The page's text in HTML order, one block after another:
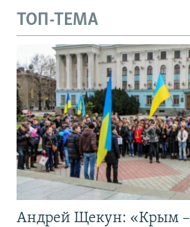
ТОП-ТЕМА
Андрей Щекун: «Крым –